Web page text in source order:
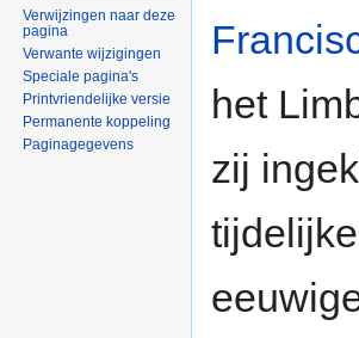
het
zij
Verwijzingen naar deze
pagina
Verwante wijzigingen
Speciale pagina's
Printvriendelijke versie
Permanente koppeling
Paginagegevens